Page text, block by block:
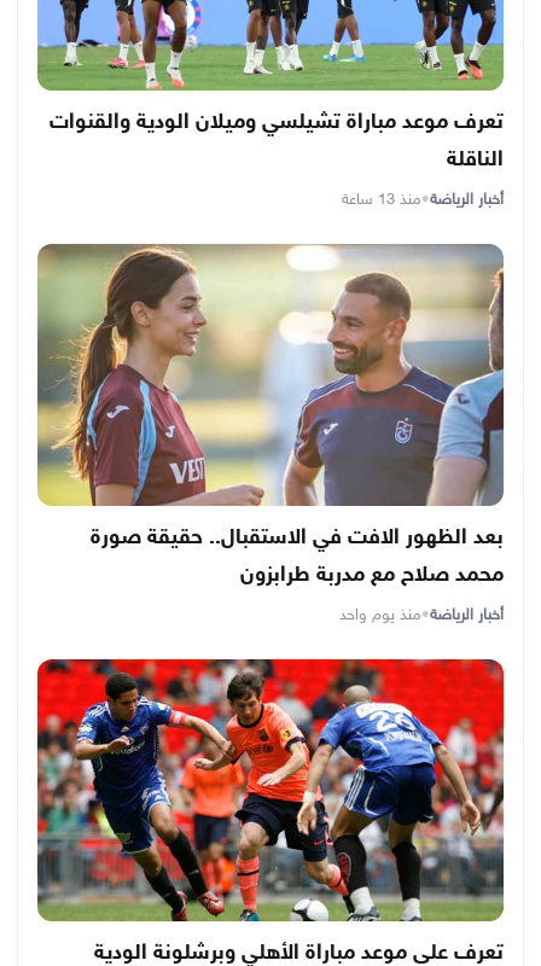
تعرف موعد مباراة تشيلسي وميلان الودية والقنوات
الناقلة
أخبار الرياضة•منذ 13 ساعة
بعد الظهور الافت في الاستقبال.. حقيقة صورة
محمد صلاح مع مدربة طرابزون
أخبار الرياضة•منذ يوم واحد
تعرف على موعد مباراة الأهلي وبرشلونة الودية